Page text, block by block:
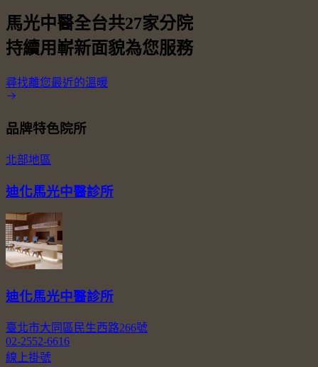
馬光中醫全台共27家分院
持續用嶄新面貌為您服務
尋找離您最近的溫暖
品牌特色院所
北部地區
迪化馬光中醫診所
迪化馬光中醫診所
臺北市大同區民生西路266號
02-2552-6616
線上掛號